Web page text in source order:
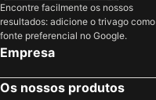
Encontre facilmente os nossos
resultados: adicione o trivago como
fonte preferencial no Google.
Empresa
Os nossos produtos